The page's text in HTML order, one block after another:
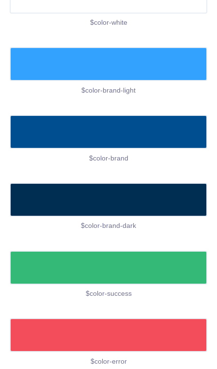
$color-white
$color-brand-light
$color-brand
$color-brand-dark
$color-success
$color-error